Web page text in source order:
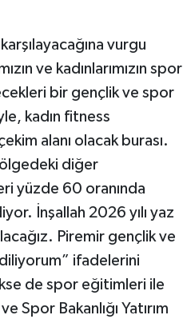
vurgu
ve kadınlarımızın spor
bir gençlik ve spor
kadın fitness
alanı olacak burası.
diğer
yüzde 60 oranında
İnşallah 2026 yılı yaz
Piremir gençlik ve
diliyorum” ifadelerini
de spor eğitimleri ile
Bakanlığı Yatırım